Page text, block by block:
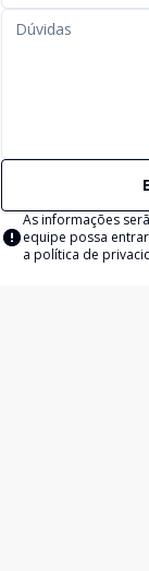
As informações
equipe possa
a política de